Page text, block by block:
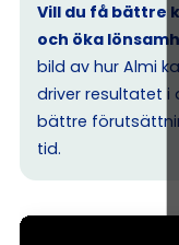
Vill du få bättre
och öka
bild av hur Almi
driver resultatet i
bättre
tid.